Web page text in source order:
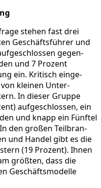
stehen fast drei
Geschäfts­führer und
gegen­
und 7 Prozent
ein. Kritisch einge­
von kleinen Unter­
In dieser Gruppe
aufge­schlossen, ein
und knapp ein Fünftel
den großen Teilbran­
und Handel gibt es die
(19 Prozent). Ihnen
größten, dass die
Geschäfts­mo­delle